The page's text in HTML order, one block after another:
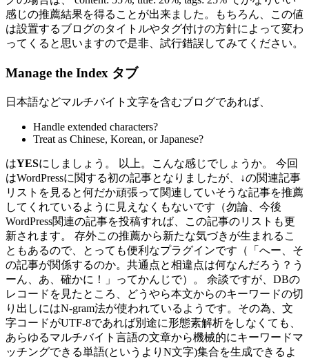
感じの推薦結果を得ることが出来ました。もちろん、この値
は設置するブログのタイトルやタグ付けの方針によって変わ
ってくると思いますので是非、試行錯誤してみてください。
Manage the Index タブ
日本語などマルチバイト文字を含むブログであれば、
Handle extended characters?
Treat as Chinese, Korean, or Japanese?
はYESにしましょう。 以上。こんな感じでしょうか。 今回
はWordPressに関する初の記事となりましたが、↓の関連記事
リストを見ると何だか頑張って関連していそうな記事を推薦
してくれているように見えなくもないです（勿論、今後
WordPress関連の記事を投稿すれば、この記事のリストも更
新されます。 存外この推薦から新たな気づきが生まれるこ
ともあるので、とっても便利なプラグインです（「へー、そ
の記事が関係するのか。共通点と相違点は何なんだろう？う
ーん、あ、確かに！」ってかんじで）。 余談ですが、DBの
レコードを見たところ、どうやら本文からのキーワードの切
り出しにはN-gram法が使われているようです。その為、文
字コードがUTF-8であれば別途に形態素解析をしなくても、
あらゆるマルチバイト言語の文章から機械的にキーワードマ
ッチングできる単語(というよりN文字)集合を生成できるよ